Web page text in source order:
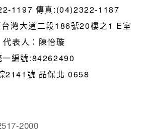
1197 傳真:(04)2322-1187
灣大道二段186號20樓之1 E室
代表人：陳怡璇
一編號:84262490
2141號 品保北 0658
2000